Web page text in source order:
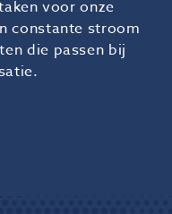
voor onze
constante stroom
die passen bij